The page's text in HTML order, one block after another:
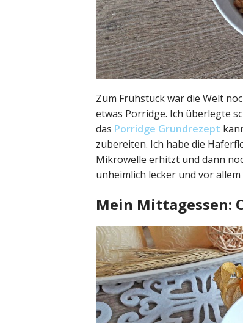
Zum Frühstück war die Welt
etwas Porridge. Ich überlegte
das Porridge Grundrezept
zubereiten. Ich habe die
Mikrowelle erhitzt und dann
unheimlich lecker und vor
Mein Mittagessen: